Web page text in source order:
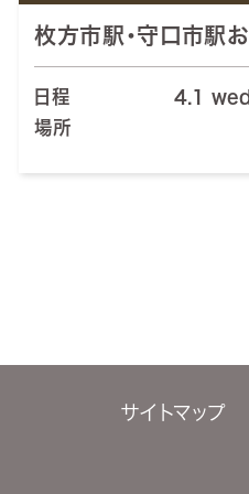
枚方市駅・守口市駅
日程 4.1 wed
場所
サイトマップ